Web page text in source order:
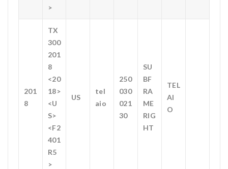
>
201
8
TX
300
201
8
<20
18>
<U
S>
<F2
401
R5
>
US
tel
aio
250
030
021
30
SU
BF
RA
ME
RIG
HT
TEL
AI
O